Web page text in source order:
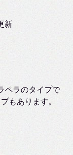
新
ペラのタイプで
もあります。